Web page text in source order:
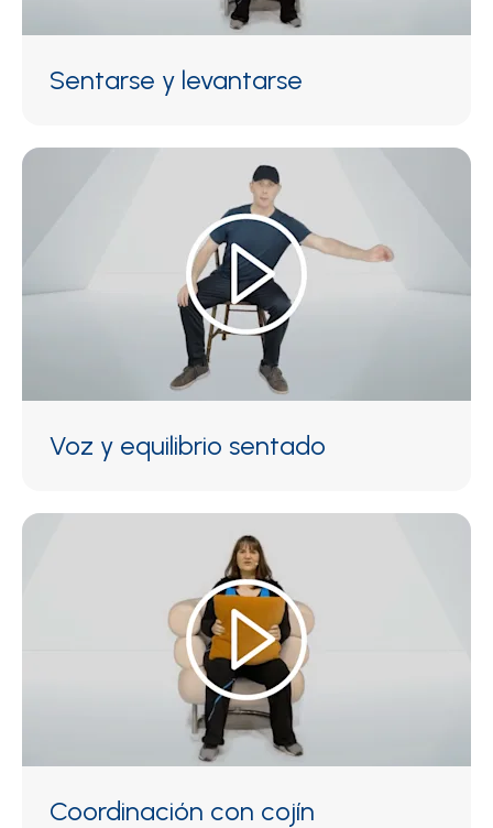
Sentarse y levantarse
Voz y equilibrio sentado
Coordinación con cojín